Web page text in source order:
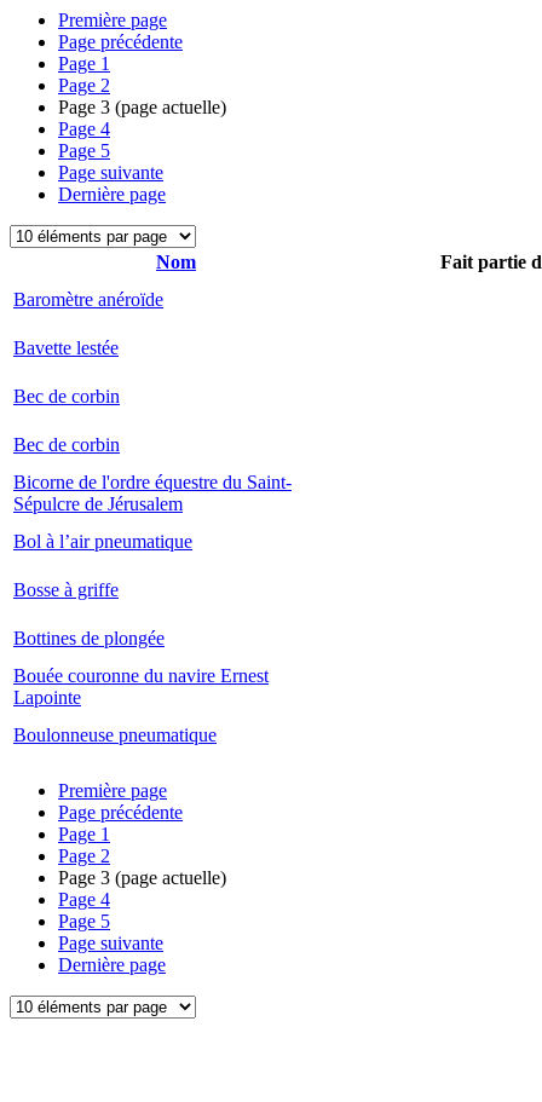
Première page
Page précédente
Page 1
Page 2
Page 3 (page actuelle)
Page 4
Page 5
Page suivante
Dernière page
Nom
Fait partie
Baromètre anéroïde
Bavette lestée
Bec de corbin
Bec de corbin
Bicorne de l'ordre équestre du Saint-
Sépulcre de Jérusalem
Bol à l’air pneumatique
Bosse à griffe
Bottines de plongée
Bouée couronne du navire Ernest
Lapointe
Boulonneuse pneumatique
Première page
Page précédente
Page 1
Page 2
Page 3 (page actuelle)
Page 4
Page 5
Page suivante
Dernière page